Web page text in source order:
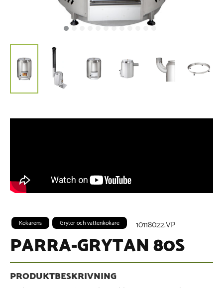
10118022.VP
Kokarens Grytor och vattenkokare
PARRA-GRYTAN 80S